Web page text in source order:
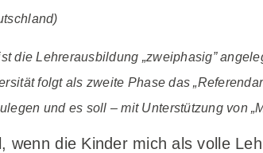
die Lehrerausbildung „zweiphasig”
folgt als zweite Phase das
und es soll – mit Unterstützung von
wenn die Kinder mich als volle